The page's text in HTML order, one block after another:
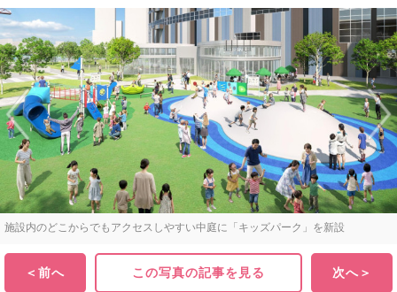
施設内のどこからでもアクセスしやすい中庭に「キッズパーク」を新設
＜前へ この写真の記事を見る 次へ＞